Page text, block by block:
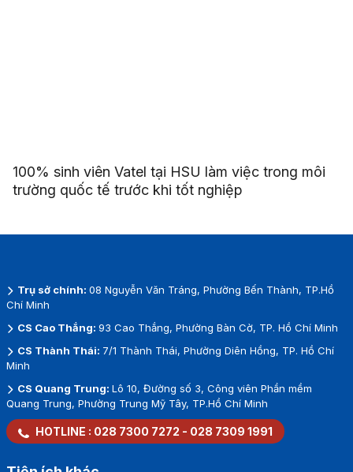
100% sinh viên Vatel tại HSU làm việc trong môi
trường quốc tế trước khi tốt nghiệp
Trụ sở chính: 08 Nguyễn Văn Tráng, Phường Bến Thành, TP.Hồ
Chí Minh
CS Cao Thắng: 93 Cao Thắng, Phường Bàn Cờ, TP. Hồ Chí Minh
CS Thành Thái: 7/1 Thành Thái, Phường Diên Hồng, TP. Hồ Chí
Minh
CS Quang Trung: Lô 10, Đường số 3, Công viên Phần mềm
Quang Trung, Phường Trung Mỹ Tây, TP.Hồ Chí Minh
HOTLINE : 028 7300 7272 - 028 7309 1991